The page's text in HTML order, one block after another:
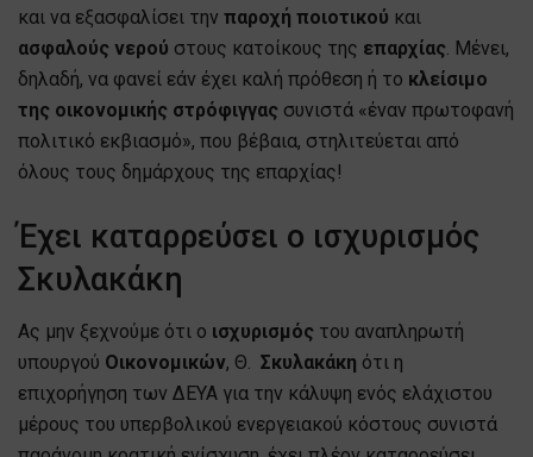
και να εξασφαλίσει την παροχή ποιοτικού και
ασφαλούς νερού στους κατοίκους της επαρχίας. Μένει,
δηλαδή, να φανεί εάν έχει καλή πρόθεση ή το κλείσιμο
της οικονομικής στρόφιγγας συνιστά «έναν πρωτοφανή
πολιτικό εκβιασμό», που βέβαια, στηλιτεύεται από
όλους τους δημάρχους της επαρχίας!
Έχει καταρρεύσει ο ισχυρισμός
Σκυλακάκη
Ας μην ξεχνούμε ότι ο ισχυρισμός του αναπληρωτή
υπουργού Οικονομικών, Θ. Σκυλακάκη ότι η
επιχορήγηση των ΔΕΥΑ για την κάλυψη ενός ελάχιστου
μέρους του υπερβολικού ενεργειακού κόστους συνιστά